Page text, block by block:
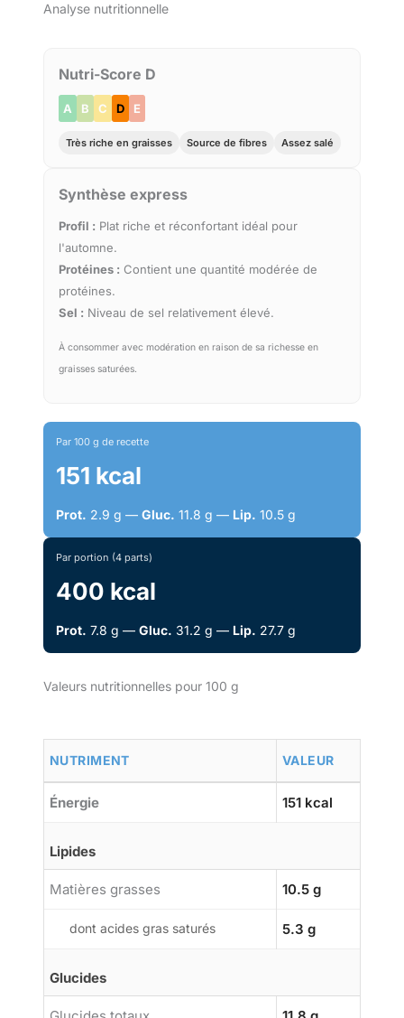
Analyse nutritionnelle
Nutri-Score D
A B C D E
Très riche en graisses Source de fibres Assez salé
Synthèse express
Profil : Plat riche et réconfortant idéal pour
l'automne.
Protéines : Contient une quantité modérée de
protéines.
Sel : Niveau de sel relativement élevé.
À consommer avec modération en raison de sa richesse en
graisses saturées.
Par 100 g de recette
151 kcal
Prot. 2.9 g — Gluc. 11.8 g — Lip. 10.5 g
Par portion (4 parts)
400 kcal
Prot. 7.8 g — Gluc. 31.2 g — Lip. 27.7 g
Valeurs nutritionnelles pour 100 g
NUTRIMENT VALEUR
Énergie 151 kcal
Lipides
Matières grasses 10.5 g
dont acides gras saturés 5.3 g
Glucides